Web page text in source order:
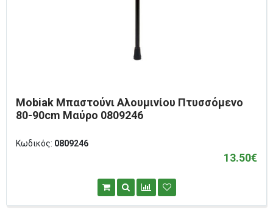
Mobiak Μπαστούνι Αλουμινίου Πτυσσόμενο
80-90cm Μαύρο 0809246
Κωδικός: 0809246
13.50€